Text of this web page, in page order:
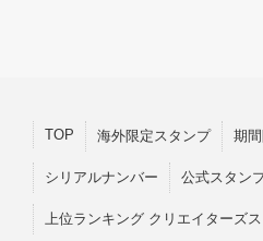
TOP 海外限定スタンプ 期
シリアルナンバー 公式スタン
上位ランキング クリエイターズ